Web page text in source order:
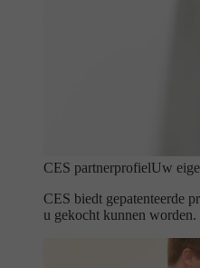
CES partnerprofielUw
CES biedt gepatenteerde
u gekocht kunnen